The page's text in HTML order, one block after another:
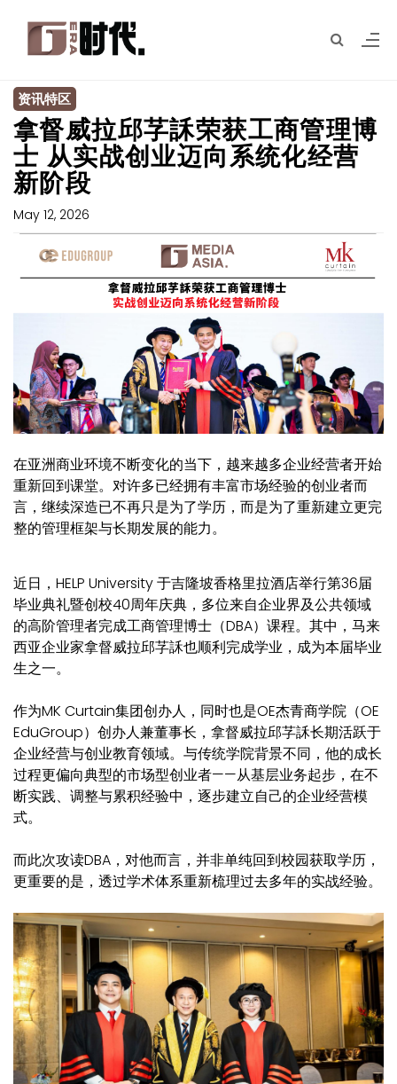
资讯特区
拿督威拉邱芓訸荣获工商管理博
士 从实战创业迈向系统化经营
新阶段
May 12, 2026
在亚洲商业环境不断变化的当下，越来越多企业经营者开始
重新回到课堂。对许多已经拥有丰富市场经验的创业者而
言，继续深造已不再只是为了学历，而是为了重新建立更完
整的管理框架与长期发展的能力。
近日，HELP University 于吉隆坡香格里拉酒店举行第36届
毕业典礼暨创校40周年庆典，多位来自企业界及公共领域
的高阶管理者完成工商管理博士（DBA）课程。其中，马来
西亚企业家拿督威拉邱芓訸也顺利完成学业，成为本届毕业
生之一。
作为MK Curtain集团创办人，同时也是OE杰青商学院（OE
EduGroup）创办人兼董事长，拿督威拉邱芓訸长期活跃于
企业经营与创业教育领域。与传统学院背景不同，他的成长
过程更偏向典型的市场型创业者——从基层业务起步，在不
断实践、调整与累积经验中，逐步建立自己的企业经营模
式。
而此次攻读DBA，对他而言，并非单纯回到校园获取学历，
更重要的是，透过学术体系重新梳理过去多年的实战经验。